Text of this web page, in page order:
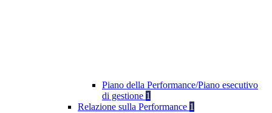
Piano della Performance/Piano esecutivo
di gestione 1
Relazione sulla Performance 1